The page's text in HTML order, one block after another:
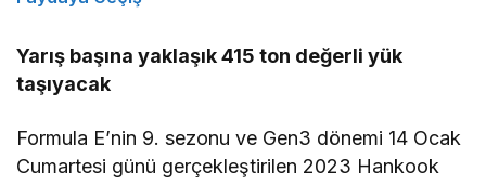
Yarış başına yaklaşık 415 ton değerli yük
taşıyacak
Formula E’nin 9. sezonu ve Gen3 dönemi 14 Ocak
Cumartesi günü gerçekleştirilen 2023 Hankook